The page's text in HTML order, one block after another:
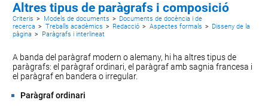
Altres tipus de paràgrafs i composició
Criteris > Models de documents > Documents de docència i de
recerca > Treballs acadèmics > Redacció > Aspectes formals > Disseny de la
pàgina > Paràgrafs i interlineat
A banda del paràgraf modern o alemany, hi ha altres tipus de
paràgrafs: el paràgraf ordinari, el paràgraf amb sagnia francesa i
el paràgraf en bandera o irregular.
Paràgraf ordinari